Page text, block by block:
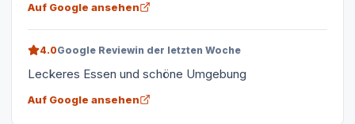
Auf Google ansehen
4.0Google Reviewin der letzten Woche
Leckeres Essen und schöne Umgebung
Auf Google ansehen